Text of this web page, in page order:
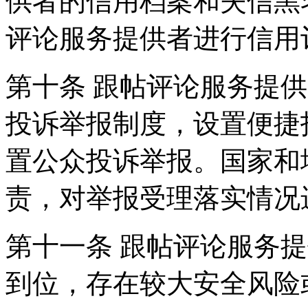
评论服务提供者进行信用
第十条 跟帖评论服务提
投诉举报制度，设置便
置公众投诉举报。国家
责，对举报受理落实情
第十一条 跟帖评论服务
到位，存在较大安全风